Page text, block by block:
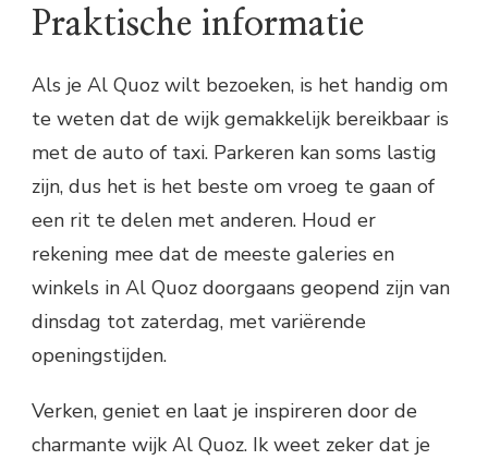
Praktische informatie
Als je Al Quoz wilt bezoeken, is het handig om
te weten dat de wijk gemakkelijk bereikbaar is
met de auto of taxi. Parkeren kan soms lastig
zijn, dus het is het beste om vroeg te gaan of
een rit te delen met anderen. Houd er
rekening mee dat de meeste galeries en
winkels in Al Quoz doorgaans geopend zijn van
dinsdag tot zaterdag, met variërende
openingstijden.
Verken, geniet en laat je inspireren door de
charmante wijk Al Quoz. Ik weet zeker dat je